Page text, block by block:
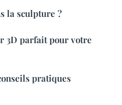
la sculpture ?
3D parfait pour votre
pratiques